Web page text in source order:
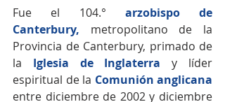
Fue el 104.° arzobispo de
Canterbury, metropolitano de la
Provincia de Canterbury, primado de
la Iglesia de Inglaterra y líder
espiritual de la Comunión anglicana
entre diciembre de 2002 y diciembre